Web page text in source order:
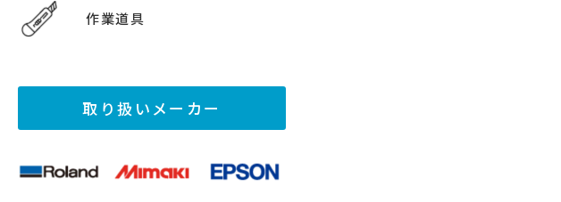
作業道具
取り扱いメーカー